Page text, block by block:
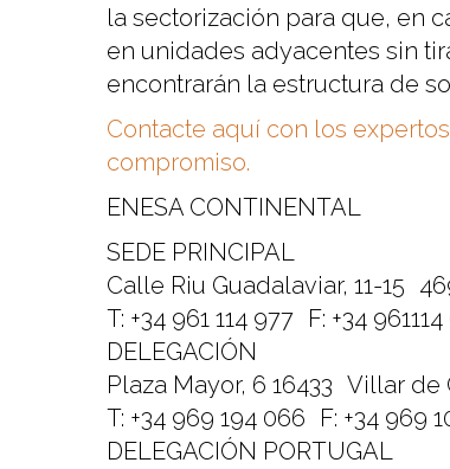
la sectorización para que, en
en unidades adyacentes sin
encontrarán la estructura de
Contacte aquí con los
compromiso.
ENESA CONTINENTAL
SEDE PRINCIPAL
Calle Riu Guadalaviar, 11-15
T: +34 961 114 977 F: +34
DELEGACIÓN
Plaza Mayor, 6 16433 Villar de
T: +34 969 194 066 F: +34 969
DELEGACIÓN PORTUGAL